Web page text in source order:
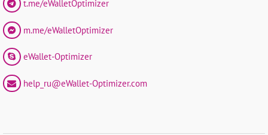
t.me/eWalletOptimizer
m.me/eWalletOptimizer
eWallet-Optimizer
help_ru@eWallet-Optimizer.com